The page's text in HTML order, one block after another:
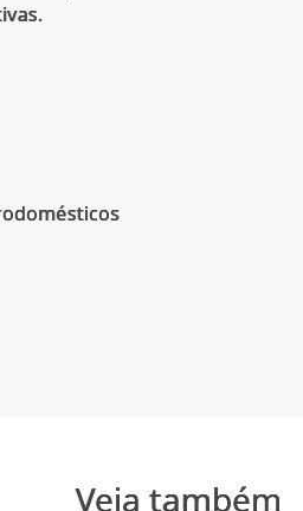
Veja também